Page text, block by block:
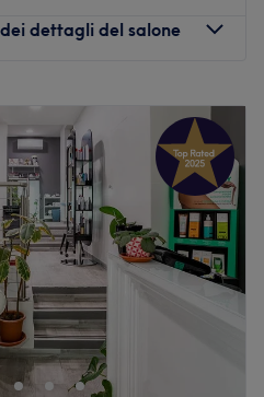
dettagli del salone
20:00
08:30
20:00
–20:00
08:30
20:00
08:30
20:00
Chiuso
Te, è un salone aperto nel
corpo. Una piccola oasi di
quotidiana dove è
positive rigenerando il